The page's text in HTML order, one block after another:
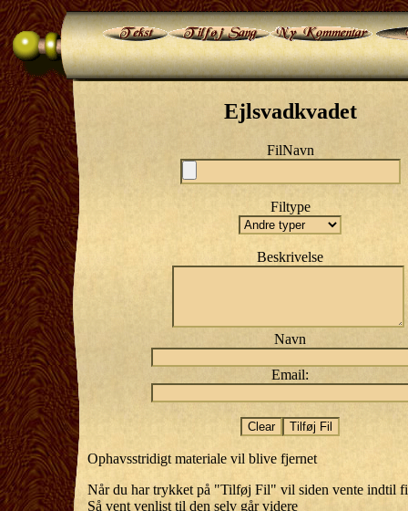
Ejlsvadkvadet
FilNavn
Filtype
Beskrivelse
Navn
Email:
Ophavsstridigt materiale vil blive fjernet
Når du har trykket på "Tilføj Fil" vil siden vente indtil
Så vent venlist til den selv går videre